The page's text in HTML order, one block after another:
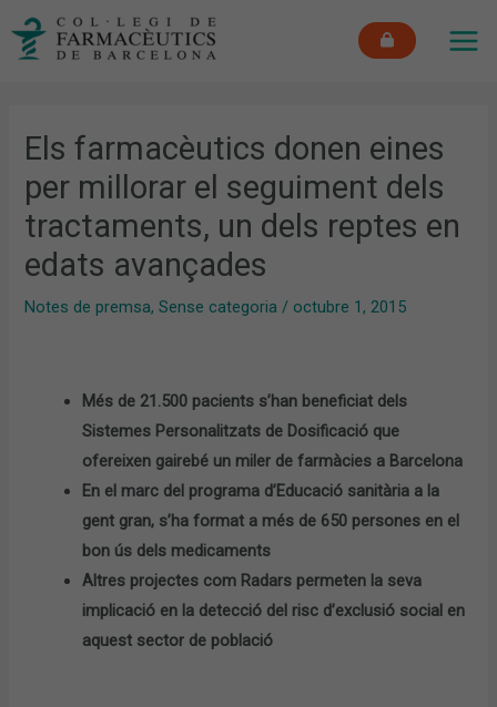
Els farmacèutics donen eines
per millorar el seguiment dels
tractaments, un dels reptes en
edats avançades
Notes de premsa,Sense categoria / octubre 1, 2015
Més de 21.500 pacients s’han beneficiat dels
Sistemes Personalitzats de Dosificació que
ofereixen gairebé un miler de farmàcies a Barcelona
En el marc del programa d’Educació sanitària a la
gent gran, s’ha format a més de 650 persones en el
bon ús dels medicaments
Altres projectes com Radars permeten la seva
implicació en la detecció del risc d’exclusió social en
aquest sector de població